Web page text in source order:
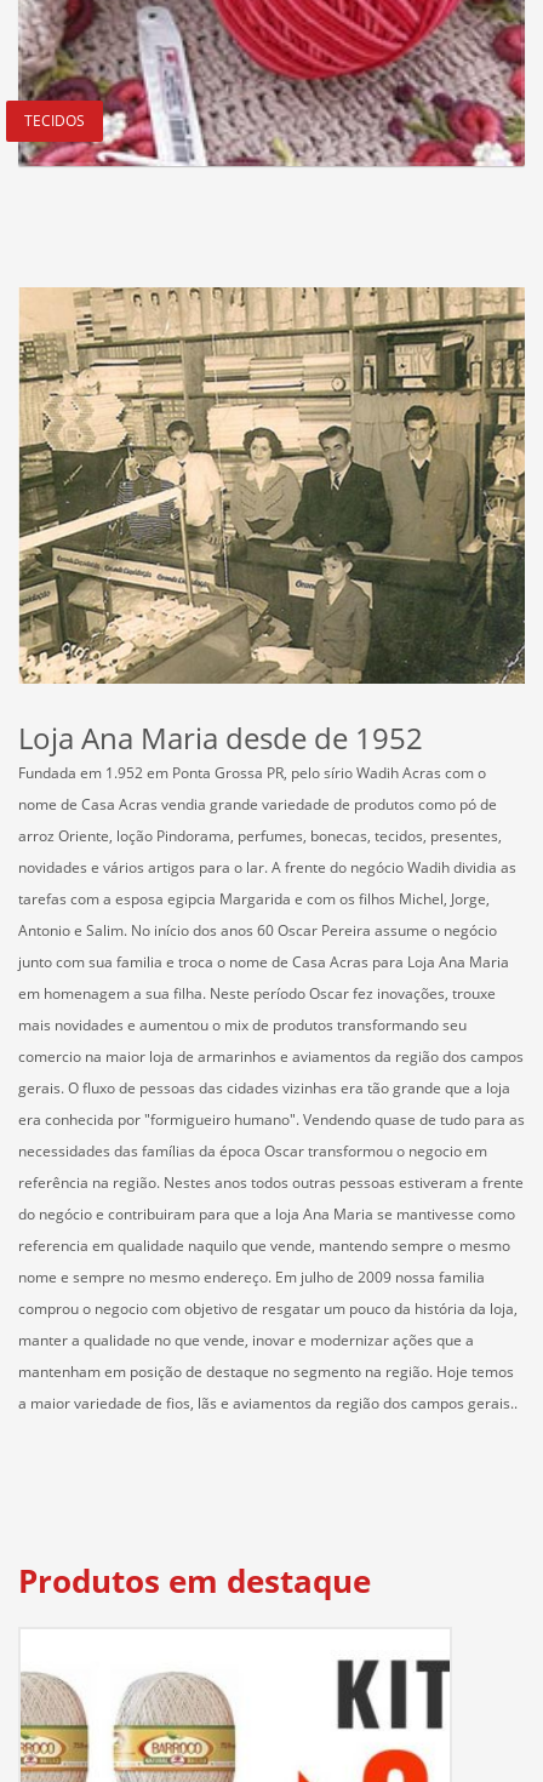
TECIDOS
Loja Ana Maria desde de 1952
Fundada em 1.952 em Ponta Grossa PR, pelo sírio Wadih Acras com o
nome de Casa Acras vendia grande variedade de produtos como pó de
arroz Oriente, loção Pindorama, perfumes, bonecas, tecidos, presentes,
novidades e vários artigos para o lar. A frente do negócio Wadih dividia as
tarefas com a esposa egipcia Margarida e com os filhos Michel, Jorge,
Antonio e Salim. No início dos anos 60 Oscar Pereira assume o negócio
junto com sua familia e troca o nome de Casa Acras para Loja Ana Maria
em homenagem a sua filha. Neste período Oscar fez inovações, trouxe
mais novidades e aumentou o mix de produtos transformando seu
comercio na maior loja de armarinhos e aviamentos da região dos campos
gerais. O fluxo de pessoas das cidades vizinhas era tão grande que a loja
era conhecida por "formigueiro humano". Vendendo quase de tudo para as
necessidades das famílias da época Oscar transformou o negocio em
referência na região. Nestes anos todos outras pessoas estiveram a frente
do negócio e contribuiram para que a loja Ana Maria se mantivesse como
referencia em qualidade naquilo que vende, mantendo sempre o mesmo
nome e sempre no mesmo endereço. Em julho de 2009 nossa familia
comprou o negocio com objetivo de resgatar um pouco da história da loja,
manter a qualidade no que vende, inovar e modernizar ações que a
mantenham em posição de destaque no segmento na região. Hoje temos
a maior variedade de fios, lãs e aviamentos da região dos campos gerais..
Produtos em destaque